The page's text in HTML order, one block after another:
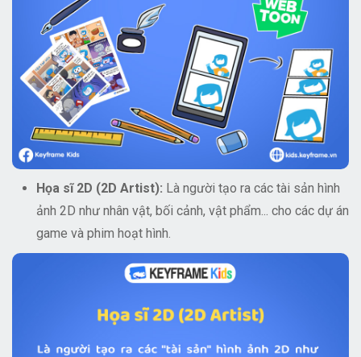
Họa sĩ 2D (2D Artist): Là người tạo ra các tài sản hình
ảnh 2D như nhân vật, bối cảnh, vật phẩm... cho các dự án
game và phim hoạt hình.